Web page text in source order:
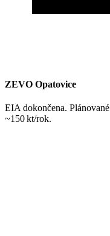
ZEVO Opatovice
EIA dokončena.
~150 kt/rok.